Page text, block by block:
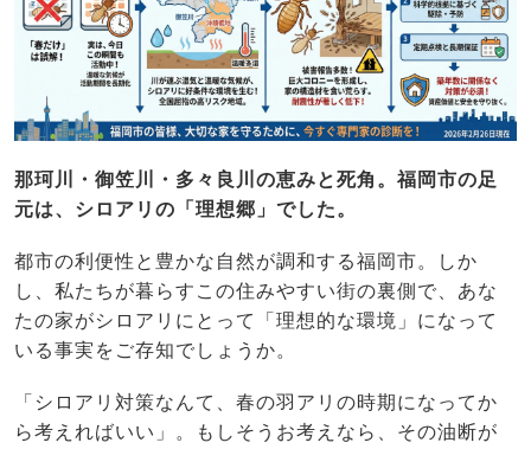
那珂川・御笠川・多々良川の恵みと死角。福岡市の足
元は、シロアリの「理想郷」でした。
都市の利便性と豊かな自然が調和する福岡市。しか
し、私たちが暮らすこの住みやすい街の裏側で、あな
たの家がシロアリにとって「理想的な環境」になって
いる事実をご存知でしょうか。
「シロアリ対策なんて、春の羽アリの時期になってか
ら考えればいい」。もしそうお考えなら、その油断が